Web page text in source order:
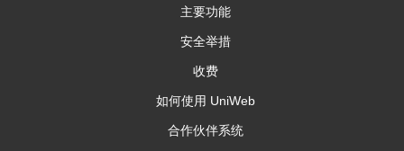
主要功能
安全举措
收费
如何使用 UniWeb
合作伙伴系统